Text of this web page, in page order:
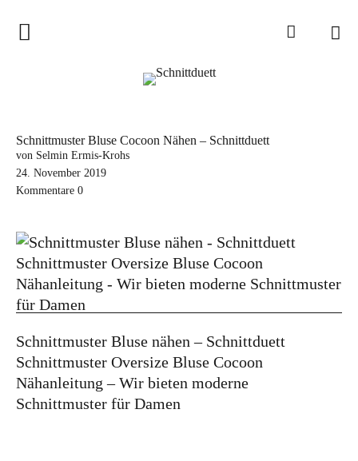
Home
Schnittduett Magazin
Sewalong
Stoffempfehlungen
Tipps zur Schnittanpassung
Wir sagen Danke und Good
Bye!
Schnittmuster Bluse Cocoon Nähen – Schnittduett
von Selmin Ermis-Krohs
24. November 2019
Kommentare 0
Schnittmuster Bluse nähen – Schnittduett
Schnittmuster Oversize Bluse Cocoon
Nähanleitung – Wir bieten moderne
Schnittmuster für Damen